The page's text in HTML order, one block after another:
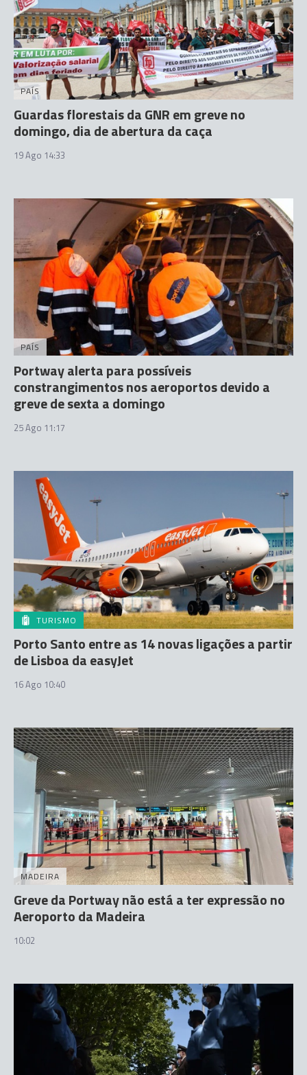
PAÍS
Guardas florestais da GNR em greve no
domingo, dia de abertura da caça
19 Ago 14:33
PAÍS
Portway alerta para possíveis
constrangimentos nos aeroportos devido a
greve de sexta a domingo
25 Ago 11:17
TURISMO
Porto Santo entre as 14 novas ligações a partir
de Lisboa da easyJet
16 Ago 10:40
MADEIRA
Greve da Portway não está a ter expressão no
Aeroporto da Madeira
10:02